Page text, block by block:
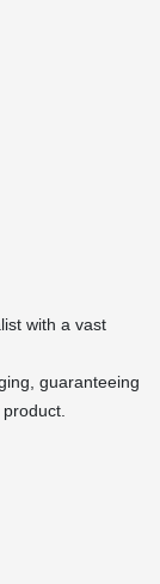
with a vast
guaranteeing